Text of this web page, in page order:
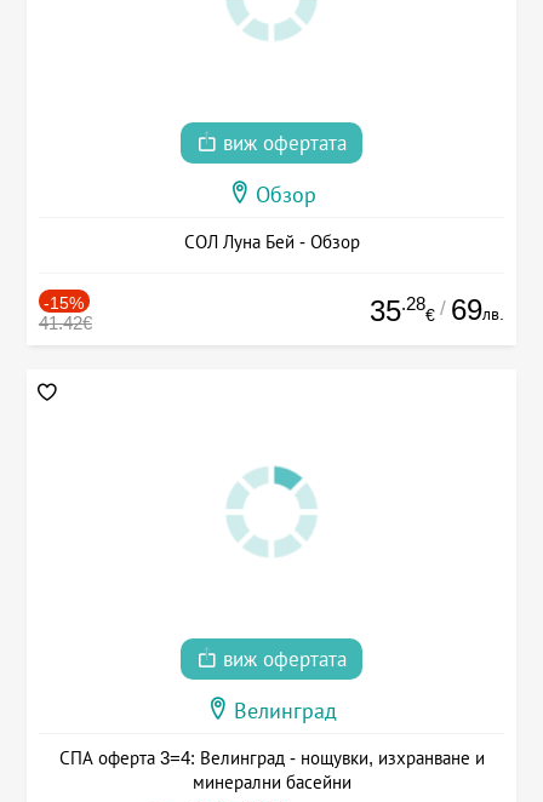
виж офертата
Обзор
СОЛ Луна Бей - Обзор
-15%
41.42€ 35.28
€ / 69лв.
виж офертата
Велинград
СПА оферта 3=4: Велинград - нощувки, изхранване и
минерални басейни